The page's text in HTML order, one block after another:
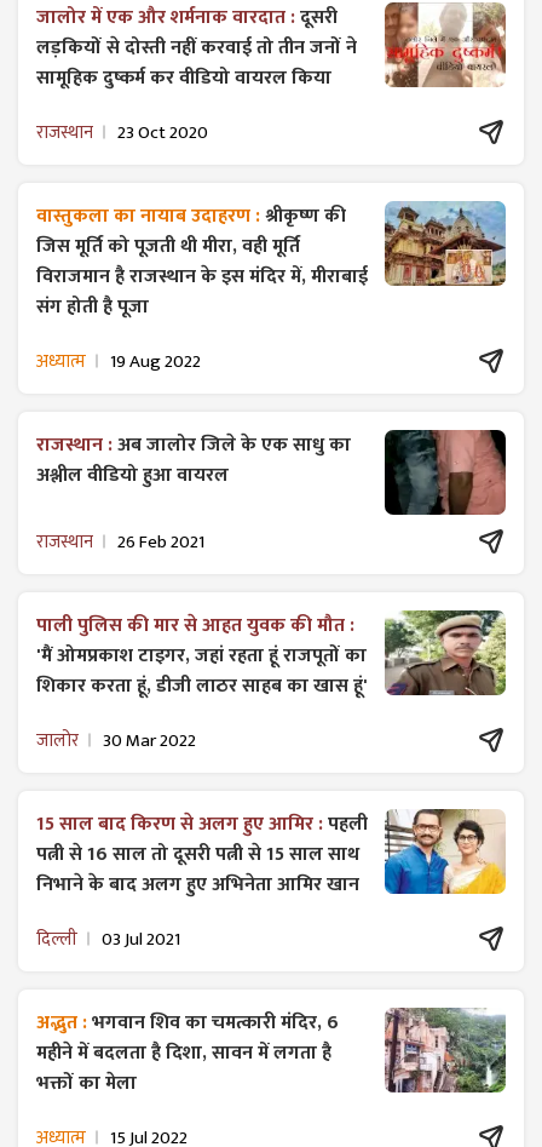
जालोर में एक और शर्मनाक वारदात :दूसरी
लड़कियों से दोस्ती नहीं करवाई तो तीन जनों ने
सामूहिक दुष्कर्म कर वीडियो वायरल किया
राजस्थान 23 Oct 2020
वास्तुकला का नायाब उदाहरण :श्रीकृष्ण की
जिस मूर्ति को पूजती थी मीरा, वही मूर्ति
विराजमान है राजस्थान के इस मंदिर में, मीराबाई
संग होती है पूजा
अध्यात्म 19 Aug 2022
राजस्थान :अब जालोर जिले के एक साधु का
अश्लील वीडियो हुआ वायरल
राजस्थान 26 Feb 2021
पाली पुलिस की मार से आहत युवक की मौत :
'मैं ओमप्रकाश टाइगर, जहां रहता हूं राजपूतों का
शिकार करता हूं, डीजी लाठर साहब का खास हूं'
जालोर 30 Mar 2022
15 साल बाद किरण से अलग हुए आमिर :पहली
पत्नी से 16 साल तो दूसरी पत्नी से 15 साल साथ
निभाने के बाद अलग हुए अभिनेता आमिर खान
दिल्ली 03 Jul 2021
अद्भुत :भगवान शिव का चमत्कारी मंदिर, 6
महीने में बदलता है दिशा, सावन में लगता है
भक्तों का मेला
अध्यात्म 15 Jul 2022